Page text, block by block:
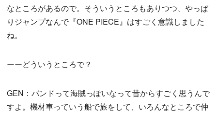
なところがあるので。そういうところもありつつ、やっぱ
りジャンプなんで『ONE PIECE』はすごく意識しました
ね。
ーーどういうところで？
GEN：バンドって海賊っぽいなって昔からすごく思うんで
すよ。機材車っていう船で旅をして、いろんなところで仲